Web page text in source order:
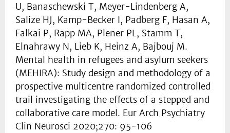
U, Banaschewski T, Meyer-Lindenberg A,
Salize HJ, Kamp-Becker I, Padberg F, Hasan A,
Falkai P, Rapp MA, Plener PL, Stamm T,
Elnahrawy N, Lieb K, Heinz A, Bajbouj M.
Mental health in refugees and asylum seekers
(MEHIRA): Study design and methodology of a
prospective multicentre randomized controlled
trail investigating the effects of a stepped and
collaborative care model. Eur Arch Psychiatry
Clin Neurosci 2020;270: 95-106